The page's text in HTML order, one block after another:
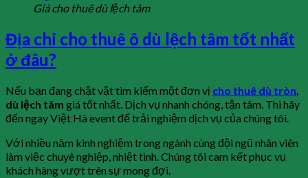
Giá cho thuê dù lệch tâm
Địa chỉ cho thuê ô dù lệch tâm tốt nhất
ở đâu?
Nếu bạn đang chật vật tìm kiếm một đơn vị cho thuê dù tròn
dù lệch tâm giá tốt nhất. Dịch vụ nhanh chóng, tận tâm. Thì hãy
đến ngay Việt Hà event để trải nghiệm dịch vụ của chúng tôi.
Với nhiều năm kinh nghiệm trong ngành cùng đội ngũ nhân viên
làm việc chuyê nghiệp, nhiệt tình. Chúng tôi cam kết phục vụ
khách hàng vượt trên sự mong đợi.